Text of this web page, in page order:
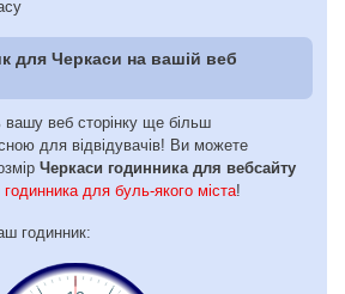
для Черкаси на вашій веб
вашу веб сторінку ще більш
для відвідувачів! Ви можете
Черкаси годинника для вебсайту
годинника для буль-якого міста!
годинник: